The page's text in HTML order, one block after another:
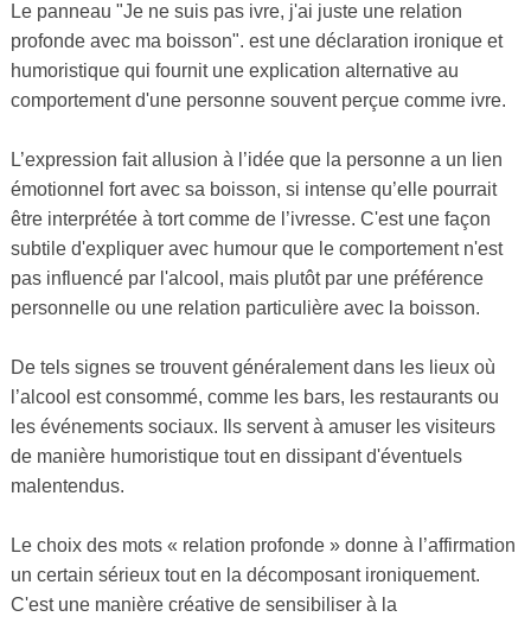
Le panneau "Je ne suis pas ivre, j'ai juste une relation
profonde avec ma boisson". est une déclaration ironique et
humoristique qui fournit une explication alternative au
comportement d'une personne souvent perçue comme ivre.
L’expression fait allusion à l’idée que la personne a un lien
émotionnel fort avec sa boisson, si intense qu’elle pourrait
être interprétée à tort comme de l’ivresse. C'est une façon
subtile d'expliquer avec humour que le comportement n'est
pas influencé par l'alcool, mais plutôt par une préférence
personnelle ou une relation particulière avec la boisson.
De tels signes se trouvent généralement dans les lieux où
l’alcool est consommé, comme les bars, les restaurants ou
les événements sociaux. Ils servent à amuser les visiteurs
de manière humoristique tout en dissipant d'éventuels
malentendus.
Le choix des mots « relation profonde » donne à l’affirmation
un certain sérieux tout en la décomposant ironiquement.
C'est une manière créative de sensibiliser à la